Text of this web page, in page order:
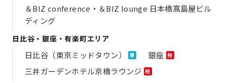
＆BIZ conference・＆BIZ lounge 日本橋髙島屋ビル
ディング
日比谷・銀座・有楽町エリア
日比谷（東京ミッドタウン） 専 銀座 祝
三井ガーデンホテル京橋ラウンジ 祝